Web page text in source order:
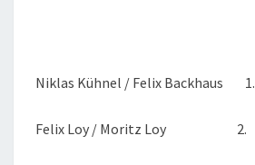
Niklas Kühnel / Felix Backhaus 1.
Felix Loy / Moritz Loy 2.